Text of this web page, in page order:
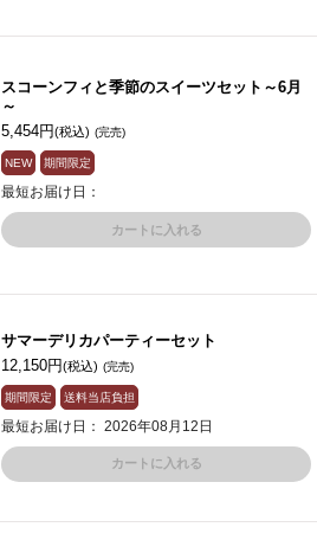
スコーンフィと季節のスイーツセット～6月
～
5,454円(税込) (完売)
NEW 期間限定
最短お届け日：
カートに入れる
サマーデリカパーティーセット
12,150円(税込) (完売)
期間限定 送料当店負担
最短お届け日： 2026年08月12日
カートに入れる